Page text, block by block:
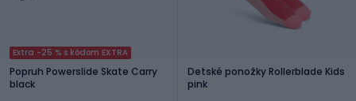
Extra -25 % s kódom EXTRA
Popruh Powerslide Skate Carry
black
Detské ponožky Rollerblade Kids
pink